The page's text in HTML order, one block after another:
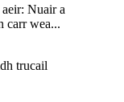
Nuair a
carr wea...